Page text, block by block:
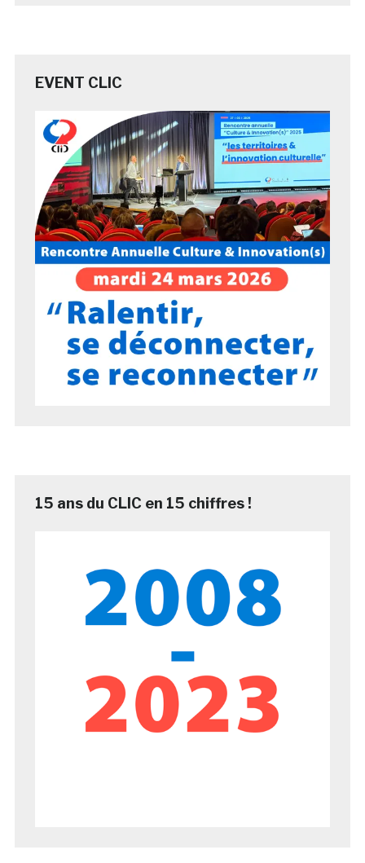
EVENT CLIC
15 ans du CLIC en 15 chiffres !